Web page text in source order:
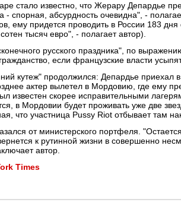
стало известно, что Жерару Депардье
- спорная, абсурдность очевидна", -
ему придется проводить в России 183
тысяч евро", - полагает автор).
русского праздника", по
если французские власти
кутеж" продолжился: Депардье приехал
актер вылетел в Мордовию, где ему
известен скорее исправительными
в Мордовии будет проживать уже две
что участница Pussy Riot отбывает там
от министерского портфеля.
к рутинной жизни в совершенно
автор.
Times